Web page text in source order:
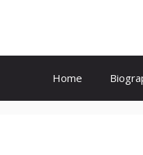
Home